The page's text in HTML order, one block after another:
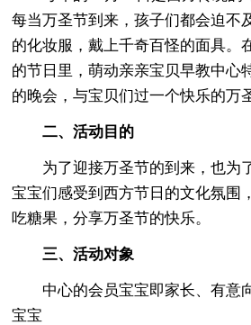
每当万圣节到来，孩子们都会迫不
的化妆服，戴上千奇百怪的面具。
的节日里，萌动亲亲宝贝早教中心
的晚会，与宝贝们过一个快乐的万
二、活动目的
为了迎接万圣节的到来，也为
宝宝们感受到西方节日的文化氛围
吃糖果，分享万圣节的快乐。
三、活动对象
中心的会员宝宝即家长、有意
宝宝